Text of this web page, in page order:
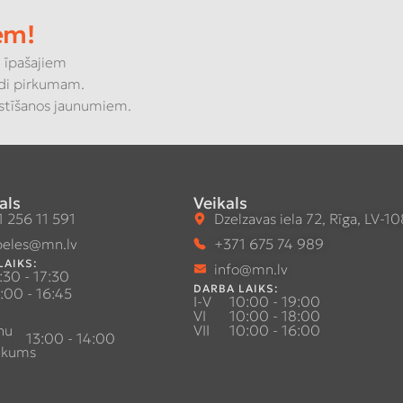
pirkumam.
jaunumiem.
256 11 591
- 17:30
- 16:45
13:00 - 14:00
Veikals
Dzelzavas iela 72, Rīga, LV-
+371 675 74 989
info@mn.lv
DARBA LAIKS:
I-V
10:00 - 19:00
VI
10:00 - 18:00
VII
10:00 - 16:00